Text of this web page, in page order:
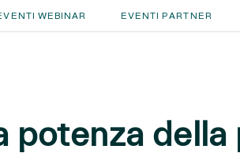
WEBINAR EVENTI PARTNER
potenza